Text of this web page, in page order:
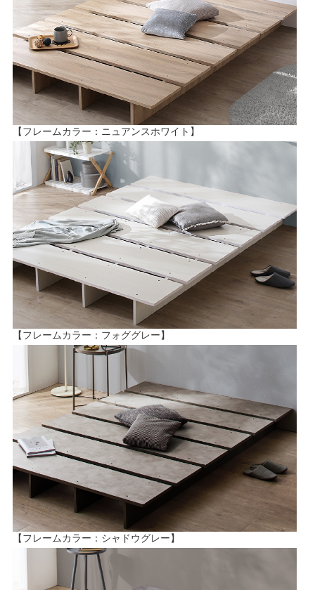
【フレームカラー：ニュアンスホワイト】
【フレームカラー：フォググレー】
【フレームカラー：シャドウグレー】